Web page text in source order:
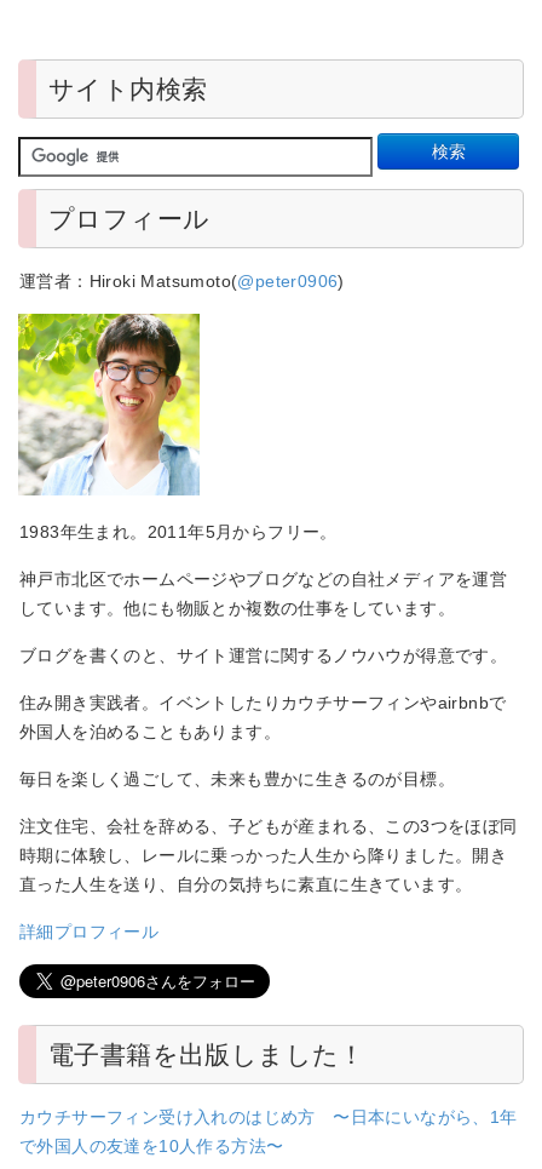
サイト内検索
プロフィール
運営者：Hiroki Matsumoto(@peter0906)
1983年生まれ。2011年5月からフリー。
神戸市北区でホームページやブログなどの自社メディアを運営
しています。他にも物販とか複数の仕事をしています。
ブログを書くのと、サイト運営に関するノウハウが得意です。
住み開き実践者。イベントしたりカウチサーフィンやairbnbで
外国人を泊めることもあります。
毎日を楽しく過ごして、未来も豊かに生きるのが目標。
注文住宅、会社を辞める、子どもが産まれる、この3つをほぼ同
時期に体験し、レールに乗っかった人生から降りました。開き
直った人生を送り、自分の気持ちに素直に生きています。
詳細プロフィール
電子書籍を出版しました！
カウチサーフィン受け入れのはじめ方 〜日本にいながら、1年
で外国人の友達を10人作る方法〜